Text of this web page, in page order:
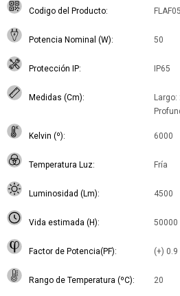
Codigo del Producto
Potencia Nominal (W) 50
Protección IP IP65
Medidas (Cm)
Kelvin (º) 6000
Temperatura Luz Fría
Luminosidad (Lm) 4500
Vida estimada (H) 50000
Factor de Potencia(PF) (+) 0.9
Rango de Temperatura (ºC) 20